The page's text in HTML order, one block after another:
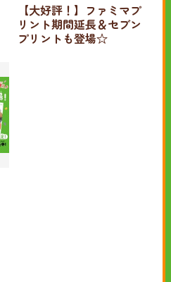
【大好評！】ファミマプ
リント期間延長＆セブン
プリントも登場☆